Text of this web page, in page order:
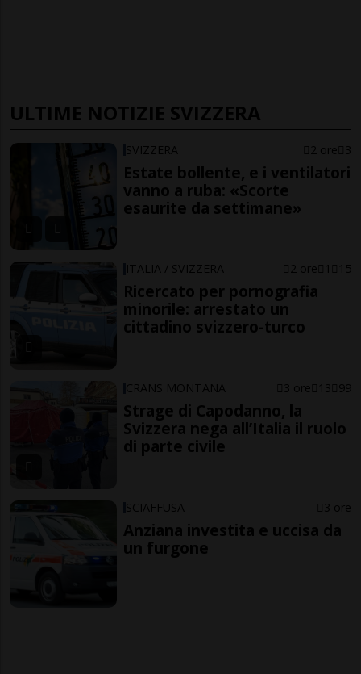
ULTIME NOTIZIE SVIZZERA
SVIZZERA 2 ore 3
Estate bollente, e i ventilatori
vanno a ruba: «Scorte
esaurite da settimane»
ITALIA / SVIZZERA 2 ore 1 15
Ricercato per pornografia
minorile: arrestato un
cittadino svizzero-turco
CRANS MONTANA 3 ore 13 99
Strage di Capodanno, la
Svizzera nega all’Italia il ruolo
di parte civile
SCIAFFUSA 3 ore
Anziana investita e uccisa da
un furgone